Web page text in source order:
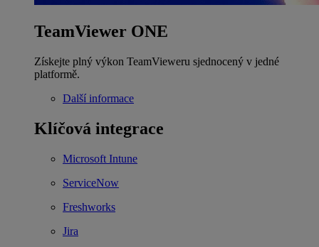
TeamViewer ONE
Získejte plný výkon TeamVieweru sjednocený v jedné
platformě.
Další informace
Klíčová integrace
Microsoft Intune
ServiceNow
Freshworks
Jira